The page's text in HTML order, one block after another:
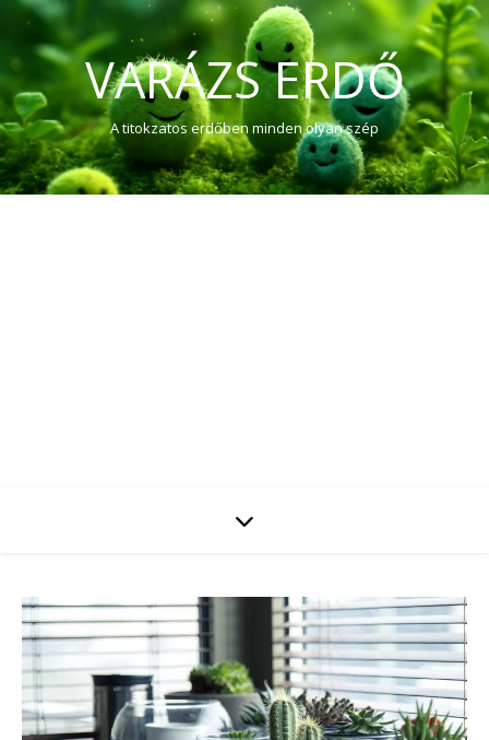
VARÁZS ERDŐ
A titokzatos erdőben minden olyan szép